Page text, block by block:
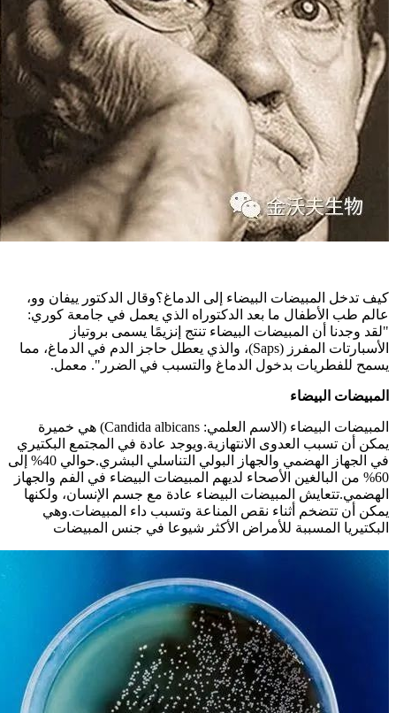
كيف تدخل المبيضات البيضاء إلى الدماغ؟وقال الدكتور ييفان وو،
عالم طب الأطفال ما بعد الدكتوراه الذي يعمل في جامعة كوري:
"لقد وجدنا أن المبيضات البيضاء تنتج إنزيمًا يسمى بروتياز
الأسبارتات المفرز (Saps)، والذي يعطل حاجز الدم في الدماغ، مما
يسمح للفطريات بدخول الدماغ والتسبب في الضرر". معمل.
المبيضات البيضاء
المبيضات البيضاء (الاسم العلمي: Candida albicans) هي خميرة
يمكن أن تسبب العدوى الانتهازية.ويوجد عادة في المجتمع البكتيري
في الجهاز الهضمي والجهاز البولي التناسلي البشري.حوالي 40% إلى
60% من البالغين الأصحاء لديهم المبيضات البيضاء في الفم والجهاز
الهضمي.تتعايش المبيضات البيضاء عادة مع جسم الإنسان، ولكنها
يمكن أن تتضخم أثناء نقص المناعة وتسبب داء المبيضات.وهي
البكتيريا المسببة للأمراض الأكثر شيوعا في جنس المبيضات